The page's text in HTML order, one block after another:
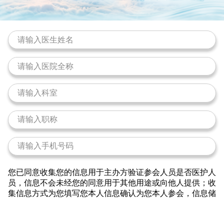
您已同意收集您的信息用于主办方验证参会人员是否医护人
员，信息不会未经您的同意用于其他用途或向他人提供；收
集信息方式为您填写您本人信息确认为您本人参会，信息储